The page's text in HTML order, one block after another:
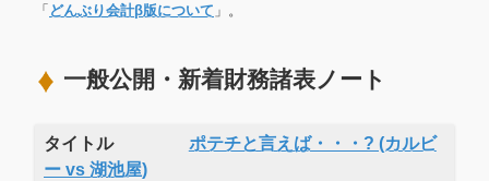
「 どんぶり会計β版について 」。
一般公開・新着財務諸表ノート
タイトル
ポテチと言えば・・・? (カルビ
ー vs 湖池屋)